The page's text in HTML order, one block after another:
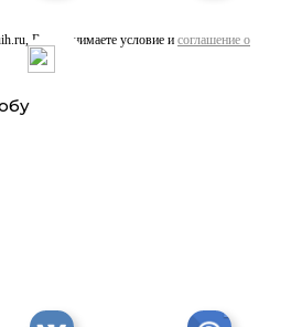
Вы принимаете условие и соглашение о